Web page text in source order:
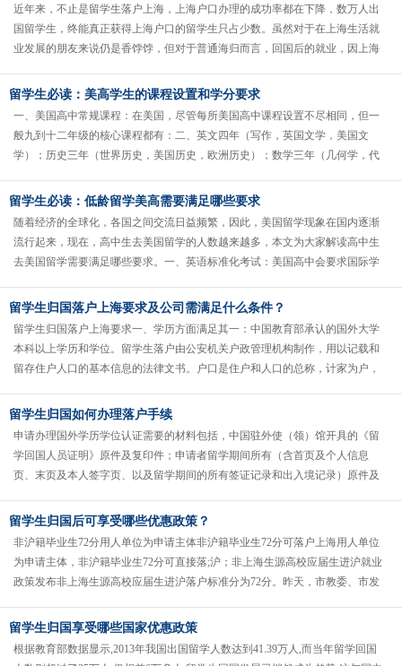
近年来，不止是留学生落户上海，上海户口办理的成功率都在下降，数万人出
国留学生，终能真正获得上海户口的留学生只占少数。虽然对于在上海生活就
业发展的朋友来说仍是香饽饽，但对于普通海归而言，回国后的就业，因上海
留学生必读：美高学生的课程设置和学分要求
一、美国高中常规课程：在美国，尽管每所美国高中课程设置不尽相同，但一
般九到十二年级的核心课程都有：二、英文四年（写作，英国文学，美国文
学）；历史三年（世界历史，美国历史，欧洲历史）；数学三年（几何学，代
留学生必读：低龄留学美高需要满足哪些要求
随着经济的全球化，各国之间交流日益频繁，因此，美国留学现象在国内逐渐
流行起来，现在，高中生去美国留学的人数越来越多，本文为大家解读高中生
去美国留学需要满足哪些要求。一、英语标准化考试：美国高中会要求国际学
留学生归国落户上海要求及公司需满足什么条件？
留学生归国落户上海要求一、学历方面满足其一：中国教育部承认的国外大学
本科以上学历和学位。留学生落户由公安机关户政管理机构制作，用以记载和
留存住户人口的基本信息的法律文书。户口是住户和人口的总称，计家为户，
留学生归国如何办理落户手续
申请办理国外学历学位认证需要的材料包括，中国驻外使（领）馆开具的《留
学回国人员证明》原件及复印件；申请者留学期间所有（含首页及个人信息
页、末页及本人签字页、以及留学期间的所有签证记录和出入境记录）原件及
留学生归国后可享受哪些优惠政策？
非沪籍毕业生72分用人单位为申请主体非沪籍毕业生72分可落户上海用人单位
为申请主体，非沪籍毕业生72分可直接落;沪；非上海生源高校应届生进沪就业
政策发布非上海生源高校应届生进沪落户标准分为72分。昨天，市教委、市发
留学生归国享受哪些国家优惠政策
根据教育部数据显示,2013年我国出国留学人数达到41.39万人,而当年留学回国